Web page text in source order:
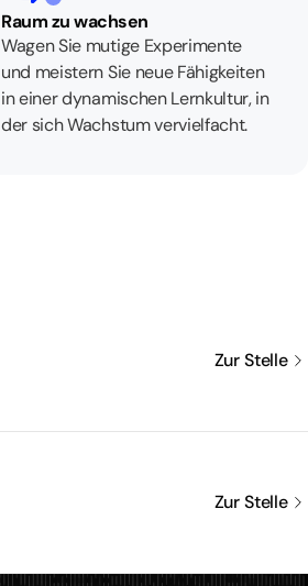
Raum zu wachsen
Wagen Sie mutige Experimente
und meistern Sie neue Fähigkeiten
in einer dynamischen Lernkultur, in
der sich Wachstum vervielfacht.
Zur Stelle
Zur Stelle